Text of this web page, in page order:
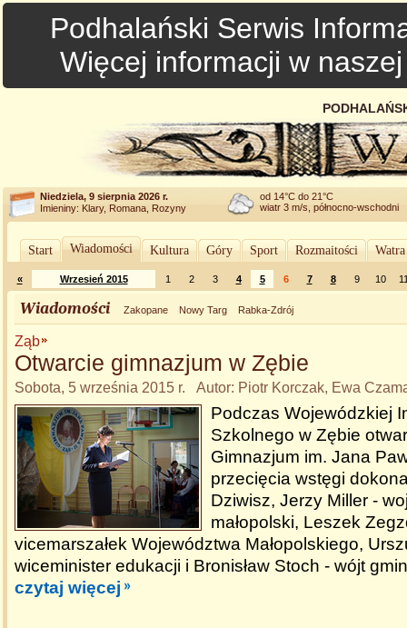
Podhalański Serwis
Więcej informacji w
Niedziela, 9 sierpnia 2026 r.
Imieniny: Klary, Romana, Rozyny
od 14°C do 21°C
wiatr 3 m/s, północno-wschodni
Start Wiadomości Kultura Góry Sport Rozmaitości
« Wrzesień 2015 1 2 3 4 5 6 7 8 9 10
Wiadomości Zakopane Nowy Targ Rabka-Zdrój
Ząb
Otwarcie gimnazjum w Zębie
Sobota, 5 września 2015 r. Autor: Piotr Korczak, Ewa
Podczas Wojewódzkiej
Szkolnego w Zębie
Gimnazjum im. Jana
przecięcia wstęgi
Dziwisz, Jerzy Miller -
małopolski, Leszek
vicemarszałek Województwa Małopolskiego,
wiceminister edukacji i Bronisław Stoch - wójt
czytaj więcej